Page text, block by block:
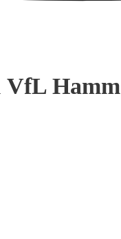
VfL Hamm